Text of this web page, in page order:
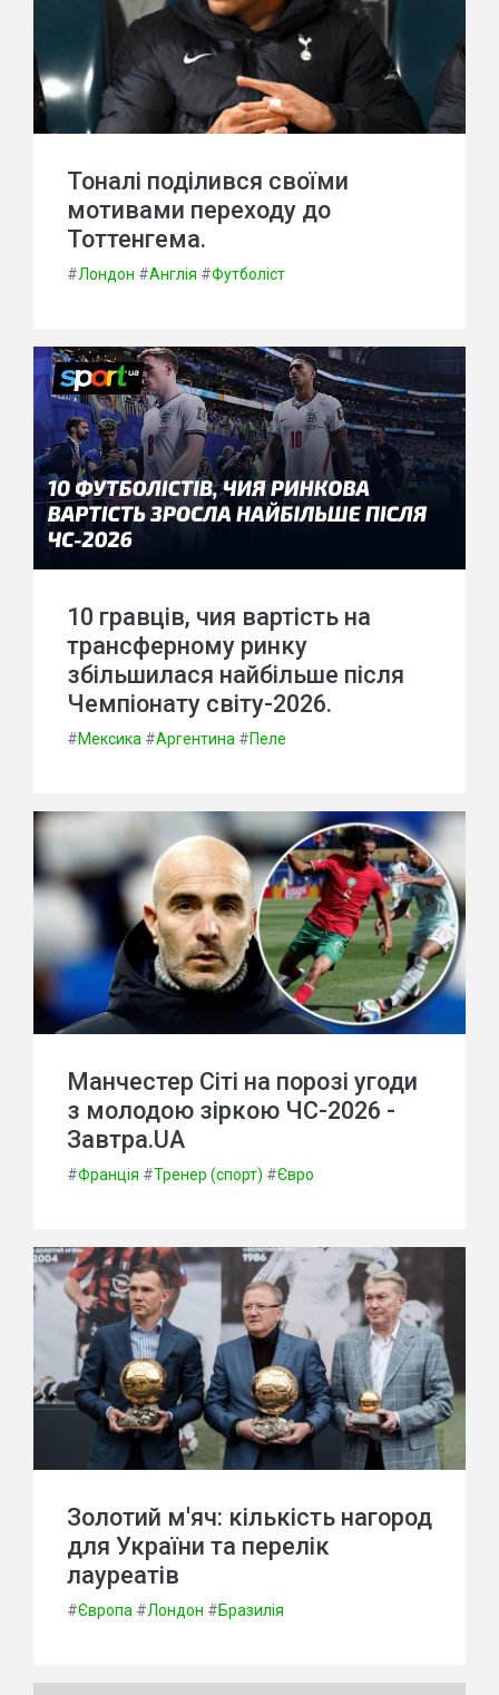
Тоналі поділився своїми
мотивами переходу до
Тоттенгема.
#Лондон #Англія #Футболіст
10 гравців, чия вартість на
трансферному ринку
збільшилася найбільше після
Чемпіонату світу-2026.
#Мексика #Аргентина #Пеле
Манчестер Сіті на порозі угоди
з молодою зіркою ЧС-2026 -
Завтра.UA
#Франція #Тренер (спорт) #Євро
Золотий м'яч: кількість нагород
для України та перелік
лауреатів
#Європа #Лондон #Бразилія